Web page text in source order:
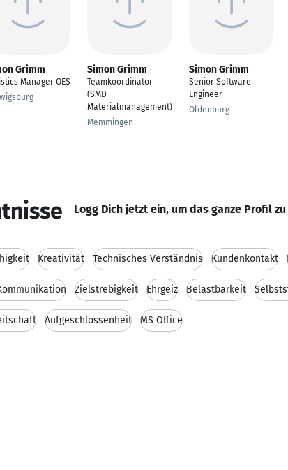
Grimm
Manager OES
Simon Grimm
Teamkoordinator
(SMD-
Materialmanagement)
Memmingen
Simon Grimm
Senior Software
Engineer
Oldenburg
Logg Dich jetzt ein, um das ganze Profil
Kreativität Technisches Verständnis Kundenkontakt
Zielstrebigkeit Ehrgeiz Belastbarkeit
Aufgeschlossenheit MS Office